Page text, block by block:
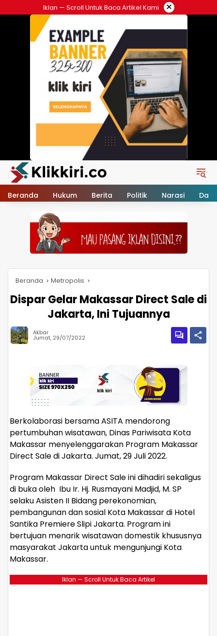
ke
Iklan — Scroll Untuk Baca Artikel Kami ×
Beranda Hukum Berita Politik Narasi
Beranda Metropolis
Dispar Gelar Makassar Direct Sale di
Jakarta, Ini Tujuannya
Akbar
Jumat, 29/07/2022
Berkolaborasi bersama ASITA mendorong
pertumbuhan wisatawan, Dinas Pariwisata Kota
Makassar menyelenggarakan Program Makassar
Direct Sale di Jakarta. Jumat, 29 Juli 2022.
Program Makassar Direct Sale ini dihadiri sekaligus
di buka oleh Ibu Ir. Hj. Rusmayani Madjid, M. SP
selaku Asisten II Bidang perekonomian,
pembangunan dan sosial Kota Makassar di Hotel
Santika Premiere Slipi Jakarta. Program ini
bertujuan menarik wisatawan domestik khususnya
masyarakat Jakarta untuk mengunjungi Kota
Makassar.
Iklan — Scroll Untuk Baca Artikel